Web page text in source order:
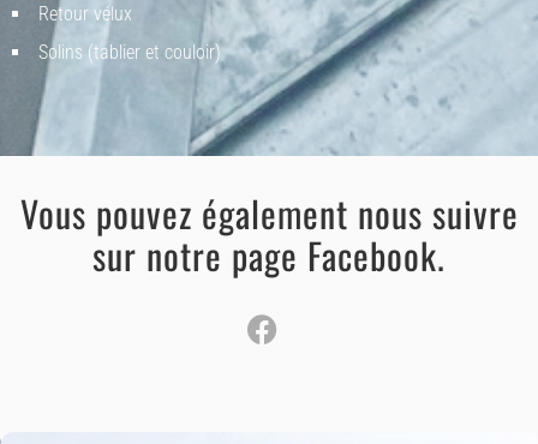
Retour vélux
Solins (tablier et couloir)
Vous pouvez également nous suivre
sur notre page Facebook.